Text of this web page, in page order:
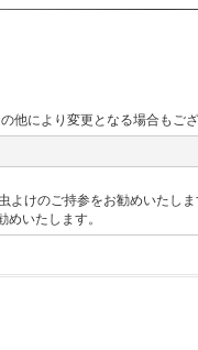
他により変更となる場合もご
よけのご持参をお勧めいたしま
いたします。